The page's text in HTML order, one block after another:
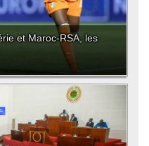
et Maroc-RSA, les